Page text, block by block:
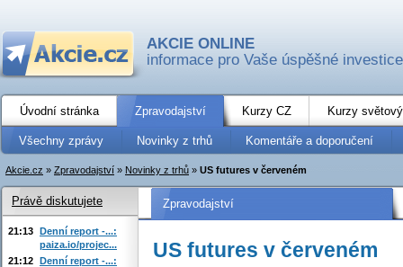
AKCIE ONLINE
informace pro Vaše úspěšné investice
Úvodní stránka Zpravodajství Kurzy CZ Kurzy
Všechny zprávy Novinky z trhů Komentáře a doporučení
Akcie.cz » Zpravodajství » Novinky z trhů » US futures v červeném
Zpravodajství
US futures v červeném
Právě diskutujete
21:13 Denní report -...:
paiza.io/projec...
21:12 Denní report -...: